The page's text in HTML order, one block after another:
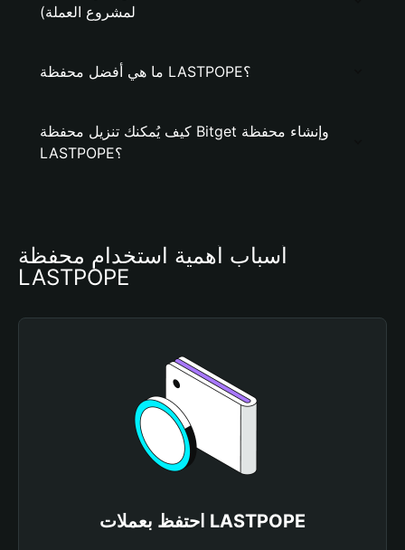
لمشروع العملة)
ما هي أفضل محفظة LASTPOPE؟
كيف يُمكنك تنزيل محفظة Bitget وإنشاء محفظة
LASTPOPE؟
أسباب أهمية استخدام محفظة
LASTPOPE
احتفظ بعملات LASTPOPE